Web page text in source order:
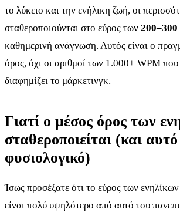
το λύκειο και την ενήλικη ζωή, οι
σταθεροποιούνται στο εύρος των
καθημερινή ανάγνωση. Αυτός είναι ο
όρος, όχι οι αριθμοί των 1.000+ WPM που
διαφημίζει το μάρκετινγκ.
Γιατί ο μέσος όρος των
σταθεροποιείται (και αυτό
φυσιολογικό)
Ίσως προσέξατε ότι το εύρος των
είναι πολύ υψηλότερο από αυτό του